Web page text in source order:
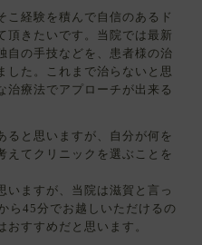
こ経験を積んで自信のあるド
頂きたいです。当院では最新
自の手技などを、患者様の治
した。これまで治らないと思
治療法でアプローチが出来る
ると思いますが、自分が何を
えてクリニックを選ぶことを
いますが、当院は滋賀と言っ
ら45分でお越しいただけるの
すすめだと思います。